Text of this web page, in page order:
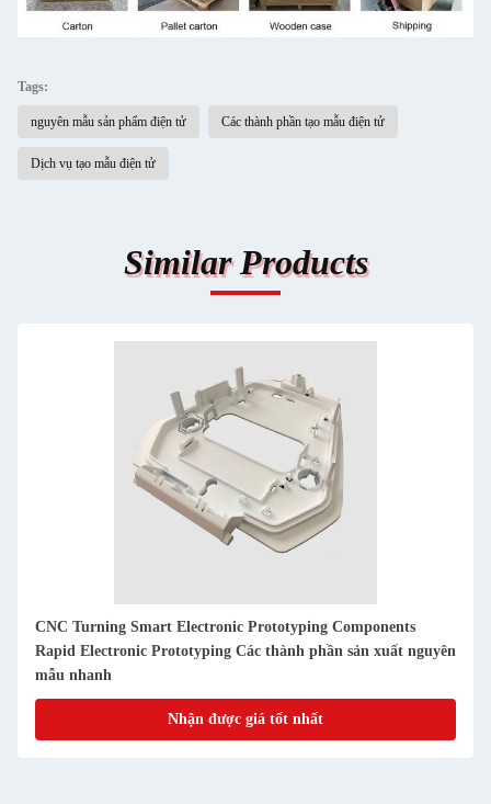
Tags:
nguyên mẫu sản phẩm điện tử Các thành phần tạo mẫu điện tử
Dịch vụ tạo mẫu điện tử
Similar Products
Phát triển nguyên mẫu sản phẩm điện tử thông minh, quay
CNC chính xác cho ngành công nghiệp
Nhận được giá tốt nhất